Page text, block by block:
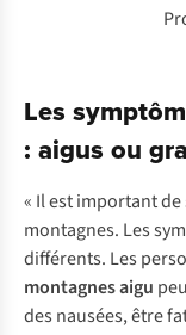
Les
: aigus ou
« Il est important de
montagnes. Les
différents. Les
montagnes aigu
des nausées, être